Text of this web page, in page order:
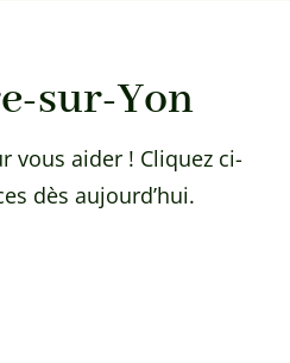
sur-Yon
vous aider ! Cliquez ci-
dès aujourd’hui.